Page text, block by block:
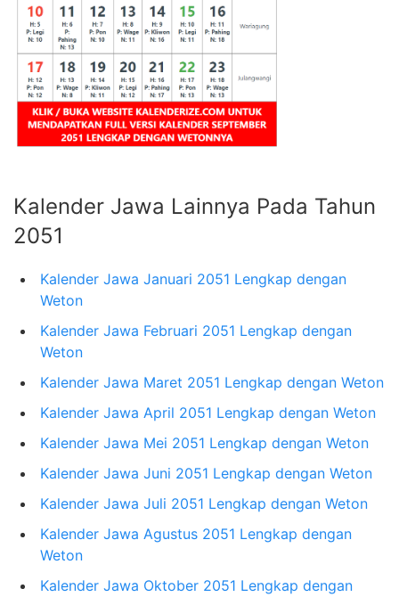
Kalender Jawa Lainnya Pada Tahun
2051
Kalender Jawa Januari 2051 Lengkap dengan
Weton
Kalender Jawa Februari 2051 Lengkap dengan
Weton
Kalender Jawa Maret 2051 Lengkap dengan Weton
Kalender Jawa April 2051 Lengkap dengan Weton
Kalender Jawa Mei 2051 Lengkap dengan Weton
Kalender Jawa Juni 2051 Lengkap dengan Weton
Kalender Jawa Juli 2051 Lengkap dengan Weton
Kalender Jawa Agustus 2051 Lengkap dengan
Weton
Kalender Jawa Oktober 2051 Lengkap dengan